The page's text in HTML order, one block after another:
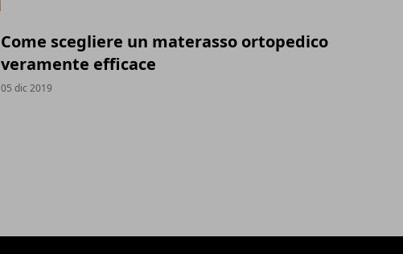
Come scegliere un materasso ortopedico
veramente efficace
05 dic 2019